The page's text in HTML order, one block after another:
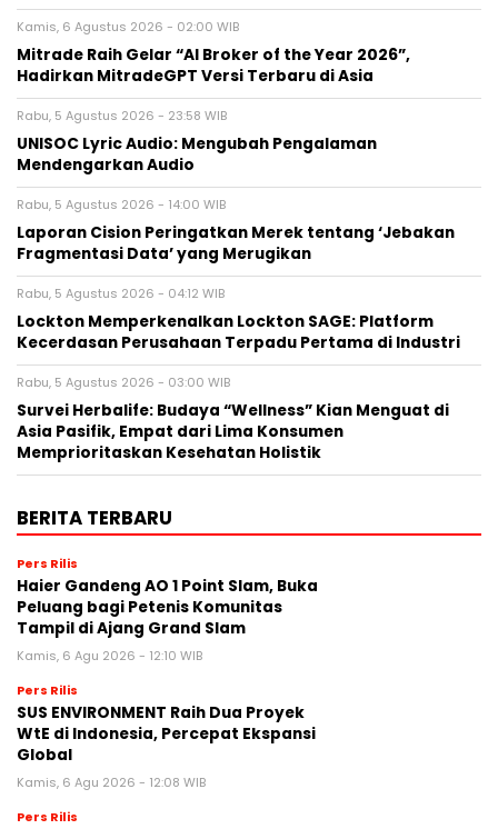
Kamis, 6 Agustus 2026 - 02:00 WIB
Mitrade Raih Gelar “AI Broker of the Year 2026”,
Hadirkan MitradeGPT Versi Terbaru di Asia
Rabu, 5 Agustus 2026 - 23:58 WIB
UNISOC Lyric Audio: Mengubah Pengalaman
Mendengarkan Audio
Rabu, 5 Agustus 2026 - 14:00 WIB
Laporan Cision Peringatkan Merek tentang ‘Jebakan
Fragmentasi Data’ yang Merugikan
Rabu, 5 Agustus 2026 - 04:12 WIB
Lockton Memperkenalkan Lockton SAGE: Platform
Kecerdasan Perusahaan Terpadu Pertama di Industri
Rabu, 5 Agustus 2026 - 03:00 WIB
Survei Herbalife: Budaya “Wellness” Kian Menguat di
Asia Pasifik, Empat dari Lima Konsumen
Memprioritaskan Kesehatan Holistik
BERITA TERBARU
Pers Rilis
Haier Gandeng AO 1 Point Slam, Buka
Peluang bagi Petenis Komunitas
Tampil di Ajang Grand Slam
Kamis, 6 Agu 2026 - 12:10 WIB
Pers Rilis
SUS ENVIRONMENT Raih Dua Proyek
WtE di Indonesia, Percepat Ekspansi
Global
Kamis, 6 Agu 2026 - 12:08 WIB
Pers Rilis